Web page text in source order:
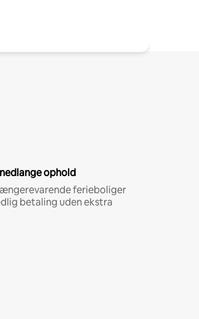
ophold
ferieboliger
betaling uden ekstra